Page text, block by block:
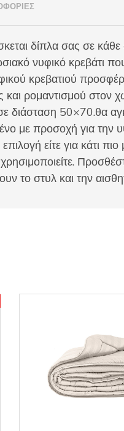
δίπλα σας σε
νυφικό κρεβάτι
κρεβατιού
και ρομαντισμού στον
διάσταση 50×70.θα
με προσοχή για την
επιλογή είτε για κάτι
το στυλ και την